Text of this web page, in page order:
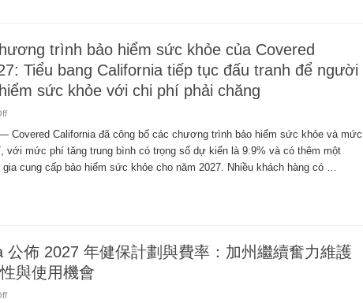
計
畫，
協
家
與
企
業
管
氣
費
用
trình bảo hiểm sức khỏe của Covered
Tiểu bang California tiếp tục đấu tranh để người
sức khỏe với chi phí phải chăng
on
mức
và
trình
năm
2027:
Tiểu
bang
California
tiếp
Covered California đã công bố các chương trình bảo hiểm sức khỏe và mức
với mức phí tăng trung bình có trọng số dự kiến ​​là 9.9% và có thêm một
cung cấp bảo hiểm sức khỏe cho năm 2027. Nhiều khách hàng có …
公佈 2027 年健保計劃與費率：加州繼續奮力維護
與使用機會
on